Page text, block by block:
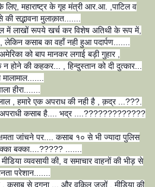
महाराष्ट्र के गृह मंत्री आर.आ. ,पाटिल व
सद्भावना मुलाक़ात.......
में लाखों रूपये खर्च कर विशेष अतिथी के रूप में,
कसाब का वहाँ नही हुआ पदार्पण.......
को बाप मानकर लगाई बड़ी गुहार ,
न होने की कहकर... , हिन्दुस्तान को दी दुत्कार...
हीरा.......
, हमारे एक अपराध की नही है , क़द्र ...???.
अपराधी कसाब है.... भद्र ....?????????????
जांचने पर.... कसाब १० से भी ज्यादा पुलिस
बक्का....????? .......
व्यवसायी की, व समाचार वाहनों की भीड़ से
परेशान.......
कसाब से दुगना ... और वकिल जजों , मीडिया की